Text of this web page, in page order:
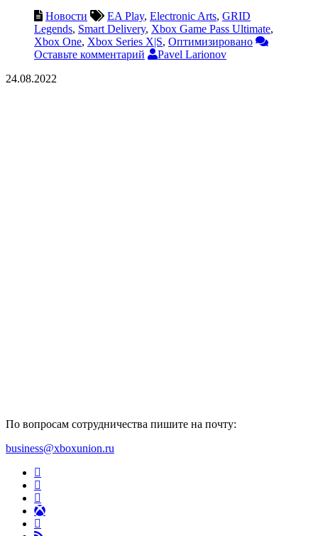
Новости EA Play, Electronic Arts, GRID
Legends, Smart Delivery, Xbox Game Pass Ultimate,
Xbox One, Xbox Series X|S, Оптимизировано
Оставьте комментарий
Pavel Larionov
24.08.2022
По вопросам сотрудничества пишите на почту:
business@xboxunion.ru